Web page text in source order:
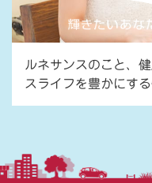
ルネサンスのこと、
スライフを豊かにす